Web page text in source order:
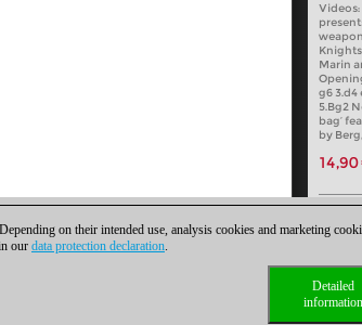
Marin
g6 3.d4
5.Bg2
bag’
by
14,90
on their intended use, analysis cookies and marketing
our data protection declaration.
Detailed
information